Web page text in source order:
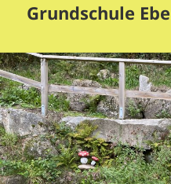
Grundschule